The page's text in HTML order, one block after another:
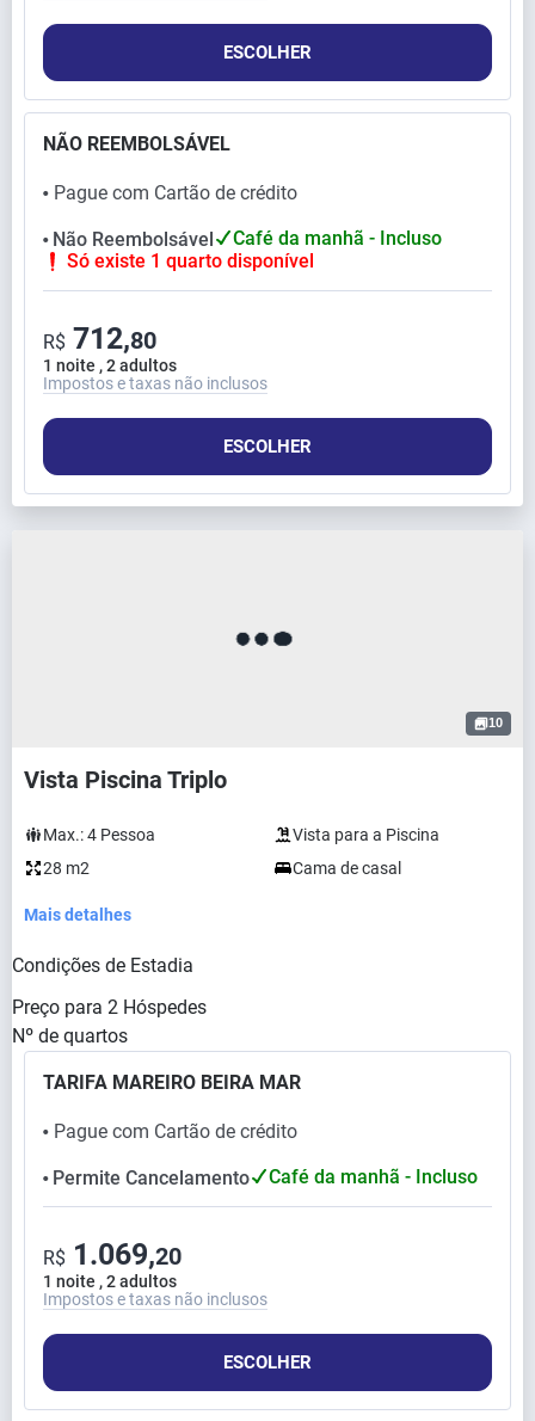
ESCOLHER
NÃO REEMBOLSÁVEL
⬤ Pague com Cartão de crédito
⬤ Não Reembolsável
Café da manhã - Incluso
Só existe 1 quarto disponível
1 noite , 2 adultos
R$ 712,80
Impostos e taxas não inclusos
ESCOLHER
10
Vista Piscina Triplo
Max.:4 Pessoa
Vista para a Piscina
28 m2
Cama de casal
Mais detalhes
Condições de Estadia
Preço para 2 Hóspedes
Nº de quartos
TARIFA MAREIRO BEIRA MAR
⬤ Pague com Cartão de crédito
⬤ Permite Cancelamento Café da manhã - Incluso
1 noite , 2 adultos
R$ 1.069,20
Impostos e taxas não inclusos
ESCOLHER